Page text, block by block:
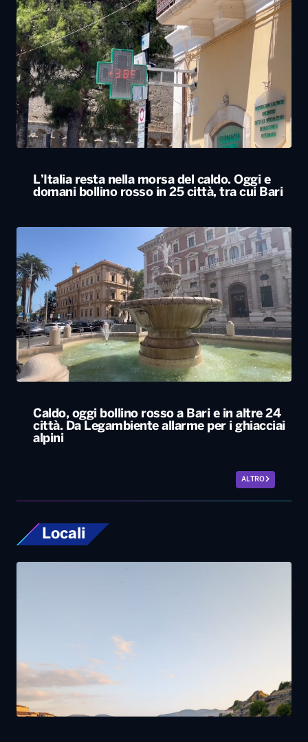
L’Italia resta nella morsa del caldo. Oggi e
domani bollino rosso in 25 città, tra cui Bari
Caldo, oggi bollino rosso a Bari e in altre 24
città. Da Legambiente allarme per i ghiacciai
alpini
ALTRO
Locali